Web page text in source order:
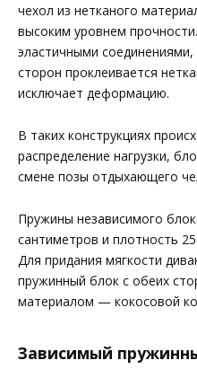
чехол из нетканого
высоким уровнем
эластичными соединениями,
сторон проклеивается
исключает деформацию.
В таких конструкциях
распределение нагрузки,
смене позы отдыхающего
Пружины независимого
сантиметров и плотность
Для придания мягкости
пружинный блок с обеих
материалом — кокосовой
Зависимый